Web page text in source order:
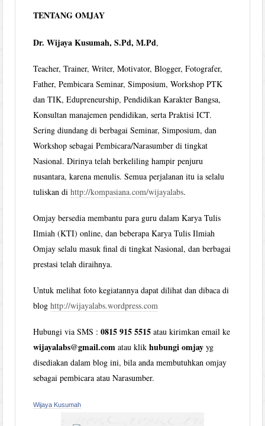
TENTANG OMJAY
Dr. Wijaya Kusumah, S.Pd, M.Pd,
Teacher, Trainer, Writer, Motivator, Blogger, Fotografer,
Father, Pembicara Seminar, Simposium, Workshop PTK
dan TIK, Edupreneurship, Pendidikan Karakter Bangsa,
Konsultan manajemen pendidikan, serta Praktisi ICT.
Sering diundang di berbagai Seminar, Simposium, dan
Workshop sebagai Pembicara/Narasumber di tingkat
Nasional. Dirinya telah berkeliling hampir penjuru
nusantara, karena menulis. Semua perjalanan itu ia selalu
tuliskan dihttp://kompasiana.com/wijayalabs.
Omjay bersedia membantu para guru dalam Karya Tulis
Ilmiah (KTI) online, dan beberapa Karya Tulis Ilmiah
Omjay selalu masuk final di tingkat Nasional, dan berbagai
prestasi telah diraihnya.
Untuk melihat foto kegiatannya dapat dilihat dan dibaca di
bloghttp://wijayalabs.wordpress.com
Hubungi via SMS :0815 915 5515 atau kirimkan email ke
wijayalabs@gmail.com atau klikhubungi omjay yg
disediakan dalam blog ini, bila anda membutuhkan omjay
sebagai pembicara atau Narasumber.
Wijaya Kusumah